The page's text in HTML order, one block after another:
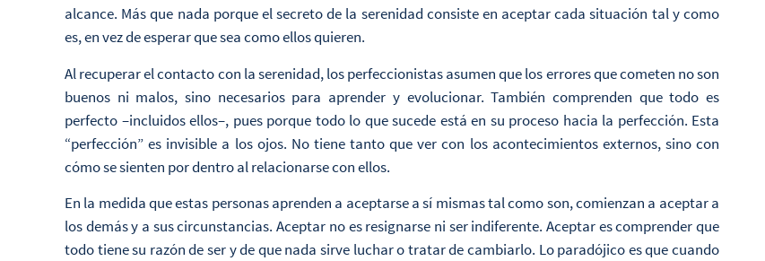
alcance. Más que nada porque el secreto de la serenidad consiste en aceptar cada situación tal y como
es, en vez de esperar que sea como ellos quieren.
Al recuperar el contacto con la serenidad, los perfeccionistas asumen que los errores que cometen no son
buenos ni malos, sino necesarios para aprender y evolucionar. También comprenden que todo es
perfecto –incluidos ellos–, pues porque todo lo que sucede está en su proceso hacia la perfección. Esta
“perfección” es invisible a los ojos. No tiene tanto que ver con los acontecimientos externos, sino con
cómo se sienten por dentro al relacionarse con ellos.
En la medida que estas personas aprenden a aceptarse a sí mismas tal como son, comienzan a aceptar a
los demás y a sus circunstancias. Aceptar no es resignarse ni ser indiferente. Aceptar es comprender que
todo tiene su razón de ser y de que nada sirve luchar o tratar de cambiarlo. Lo paradójico es que cuando